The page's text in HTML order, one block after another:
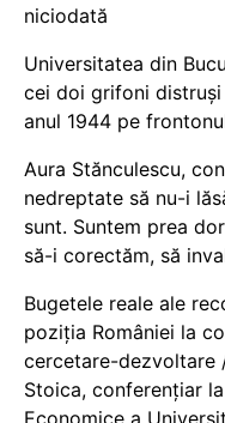
niciodată
Universitatea din
cei doi grifoni
anul 1944 pe
Aura Stănculescu,
nedreptate să nu-i
sunt. Suntem prea
să-i corectăm, să
Bugetele reale ale
poziția României la
cercetare-dezvoltare
Stoica, conferențiar
Economice a